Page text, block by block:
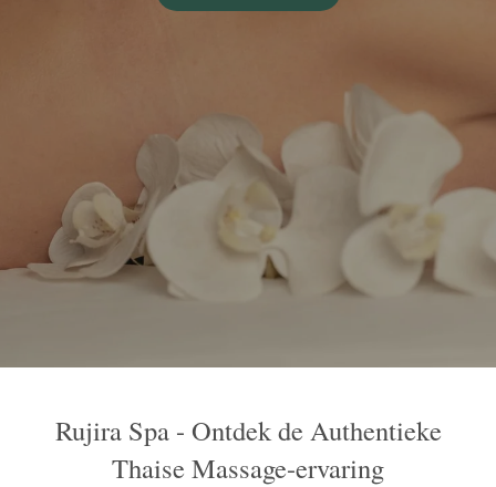
Rujira Spa - Ontdek de Authentieke
Thaise Massage-ervaring